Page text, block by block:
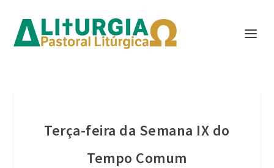
Terça-feira da Semana IX do
Tempo Comum